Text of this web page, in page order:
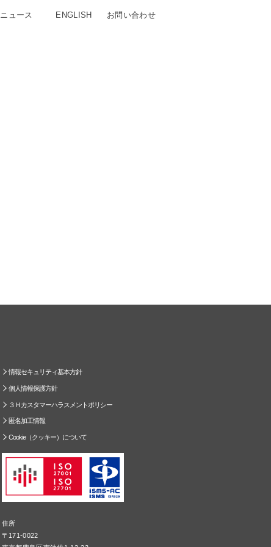
ニュース ENGLISH お問い合わせ
情報セキュリティ基本方針
個人情報保護方針
３Ｈカスタマーハラスメントポリシー
匿名加工情報
Cookie（クッキー）について
住所
〒171-0022